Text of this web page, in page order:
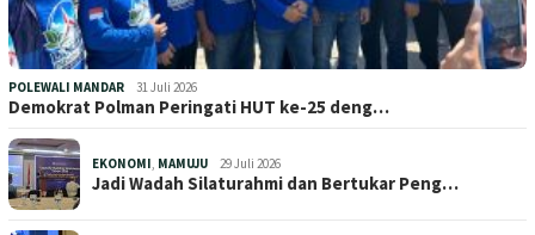
POLEWALI MANDAR 31 Juli 2026
Demokrat Polman Peringati HUT ke-25 deng…
EKONOMI, MAMUJU 29 Juli 2026
Jadi Wadah Silaturahmi dan Bertukar Peng…